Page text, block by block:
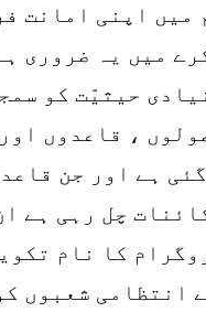
میں اپنی امانت
میں یہ ضروری
حیثیّت کو
، قاعدوں
ہے اور جن
چل رہی ہے
کا نام
انتظامی شعبوں